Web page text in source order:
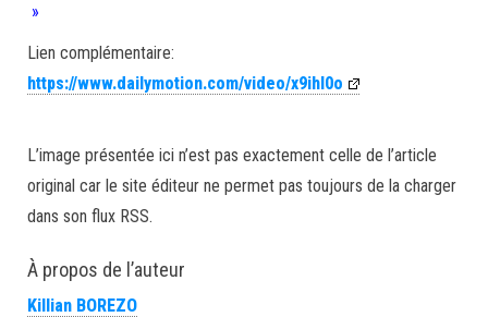
»
Lien complémentaire:
https://www.dailymotion.com/video/x9ihl0o
L’image présentée ici n’est pas exactement celle de l’article
original car le site éditeur ne permet pas toujours de la charger
dans son flux RSS.
À propos de l’auteur
Killian BOREZO